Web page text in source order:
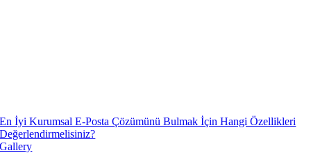
En İyi Kurumsal E-Posta Çözümünü Bulmak İçin Hangi Özellikleri
Değerlendirmelisiniz?
Gallery